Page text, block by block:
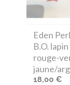
Eden
B.O.
rouge-
jaune/
18,00 €